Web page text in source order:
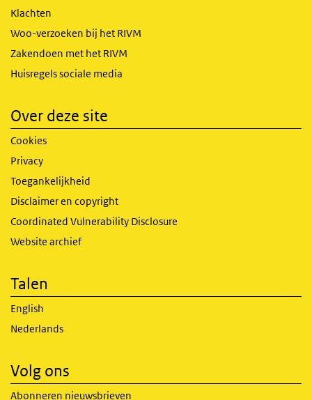
Klachten
Woo-verzoeken bij het RIVM
Zakendoen met het RIVM
Huisregels sociale media
Over deze site
Cookies
Privacy
Toegankelijkheid
Disclaimer en copyright
Coordinated Vulnerability Disclosure
Website archief
Talen
English
Nederlands
Volg ons
Abonneren nieuwsbrieven